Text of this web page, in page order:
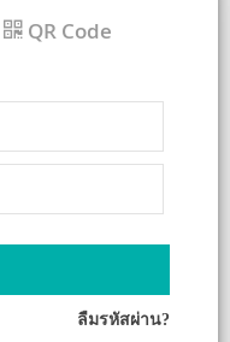
QR Code
ลืมรหัสผ่าน?